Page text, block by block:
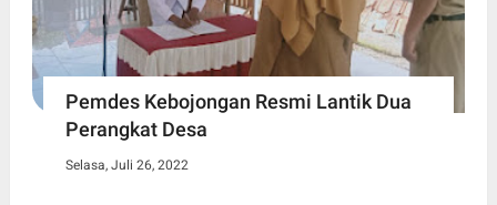
Pemdes Kebojongan Resmi Lantik Dua
Perangkat Desa
Selasa, Juli 26, 2022